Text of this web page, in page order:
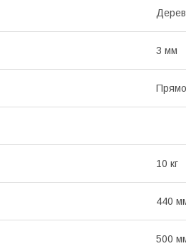
3 мм
10 кг
440
500